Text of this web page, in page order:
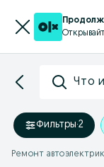
Что
Фильтры·2